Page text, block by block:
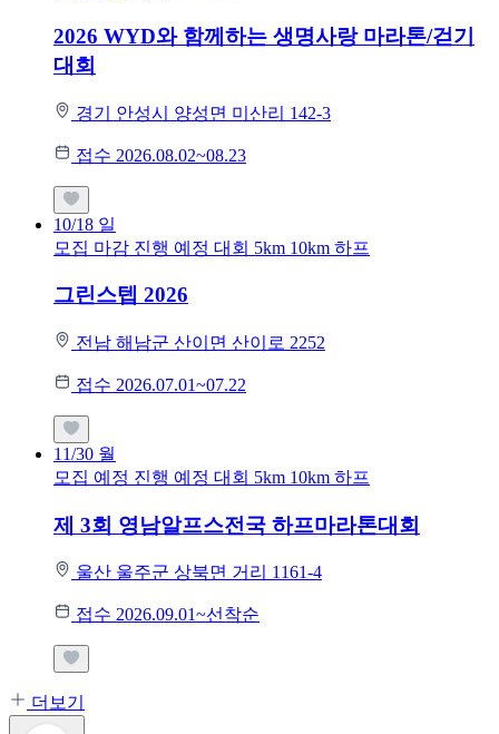
2026 WYD와 함께하는 생명사랑 마라톤/걷기
대회
경기 안성시 양성면 미산리 142-3
접수 2026.08.02~08.23
10/18 일
모집 마감 진행 예정 대회 5km 10km 하프
그린스텝 2026
전남 해남군 산이면 산이로 2252
접수 2026.07.01~07.22
11/30 월
모집 예정 진행 예정 대회 5km 10km 하프
제 3회 영남알프스전국 하프마라톤대회
울산 울주군 상북면 거리 1161-4
접수 2026.09.01~선착순
더보기